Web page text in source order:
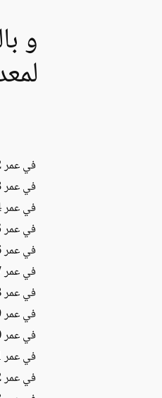
و
في عمر 2 سنتين
في عمر 3 سنوات
في عمر 4 سنوات
في عمر 5 سنوات
في عمر 6 سنوات
في عمر 7 سنوات
في عمر 8 سنوات
في عمر 9 سنوات
في عمر 10 سنوات
في عمر 11 سنة
في عمر 12 سنة